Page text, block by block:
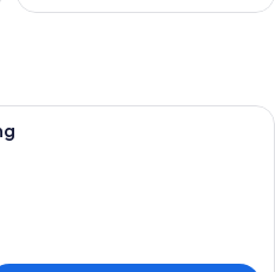
Una camera d'albergo con un letto,